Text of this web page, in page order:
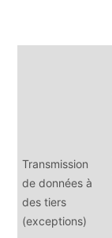
Transmission
de données à
des tiers
(exceptions)